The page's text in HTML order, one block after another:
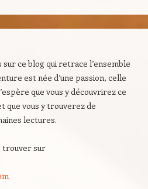
ce blog qui retrace l’ensemble
est née d’une passion, celle
que vous y découvrirez ce
que vous y trouverez de
lectures.
trouver sur